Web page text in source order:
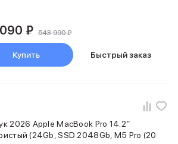
смартфоны
для смартфонов
USB-C кабели
Внешние аккумуляторы
Huawei
Samsung
₽ 543 990 ₽
Купить Быстрый заказ
2026 Apple MacBook Pro 14.2″
(24Gb, SSD 2048Gb, M5 Pro (20